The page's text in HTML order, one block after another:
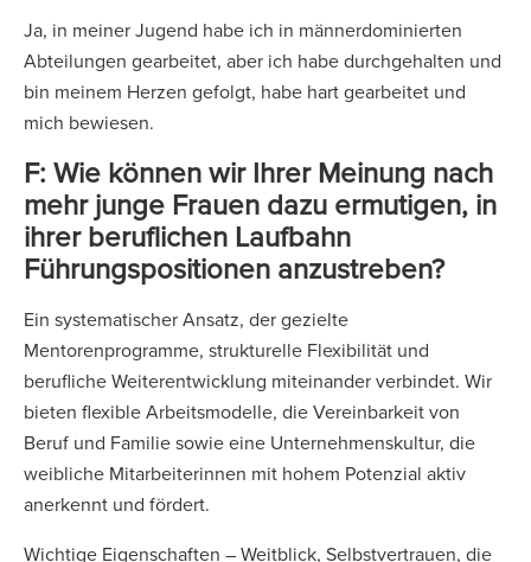
Ja, in meiner Jugend habe ich in männerdominierten
Abteilungen gearbeitet, aber ich habe durchgehalten und
bin meinem Herzen gefolgt, habe hart gearbeitet und
mich bewiesen.
F: Wie können wir Ihrer Meinung nach
mehr junge Frauen dazu ermutigen, in
ihrer beruflichen Laufbahn
Führungspositionen anzustreben?
Ein systematischer Ansatz, der gezielte
Mentorenprogramme, strukturelle Flexibilität und
berufliche Weiterentwicklung miteinander verbindet. Wir
bieten flexible Arbeitsmodelle, die Vereinbarkeit von
Beruf und Familie sowie eine Unternehmenskultur, die
weibliche Mitarbeiterinnen mit hohem Potenzial aktiv
anerkennt und fördert.
Wichtige Eigenschaften – Weitblick, Selbstvertrauen, die